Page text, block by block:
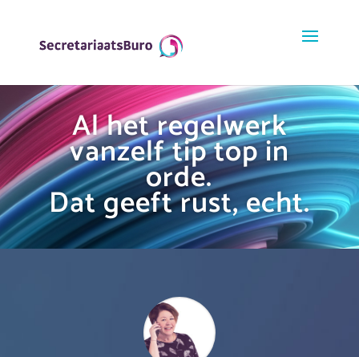
Al het regelwerk
vanzelf tip top in
orde.
Dat geeft rust, echt.